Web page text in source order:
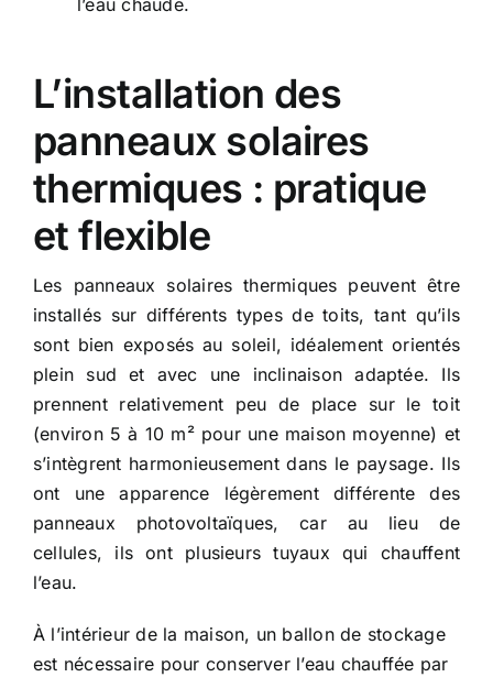
l’eau chaude.
L’installation des
panneaux solaires
thermiques : pratique
et flexible
Les panneaux solaires thermiques peuvent être
installés sur différents types de toits, tant qu’ils
sont bien exposés au soleil, idéalement orientés
plein sud et avec une inclinaison adaptée. Ils
prennent relativement peu de place sur le toit
(environ 5 à 10 m² pour une maison moyenne) et
s’intègrent harmonieusement dans le paysage. Ils
ont une apparence légèrement différente des
panneaux photovoltaïques, car au lieu de
cellules, ils ont plusieurs tuyaux qui chauffent
l’eau.
À l’intérieur de la maison, un ballon de stockage
est nécessaire pour conserver l’eau chauffée par